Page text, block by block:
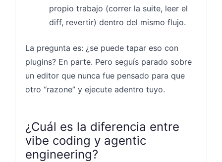
propio trabajo (correr la suite, leer el
diff, revertir) dentro del mismo flujo.
La pregunta es: ¿se puede tapar eso con
plugins? En parte. Pero seguís parado sobre
un editor que nunca fue pensado para que
otro “razone” y ejecute adentro tuyo.
¿Cuál es la diferencia entre
vibe coding y agentic
engineering?